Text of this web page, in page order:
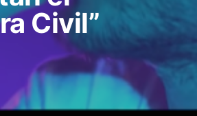
Civil”